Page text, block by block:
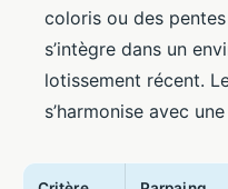
coloris ou des
s’intègre dans un
lotissement récent.
s’harmonise avec